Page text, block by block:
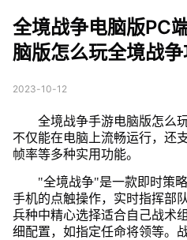
全境战争电脑版PC
脑版怎么玩全境战
2023-10-12
全境战争手游电脑版怎么
不仅能在电脑上流畅运行，还
帧率等多种实用功能。
"全境战争"是一款即时策
手机的点触操作，实时指挥部
兵种中精心选择适合自己战术
细配置，如指定任命将领等。